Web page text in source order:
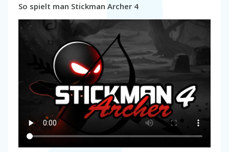
So spielt man Stickman Archer 4